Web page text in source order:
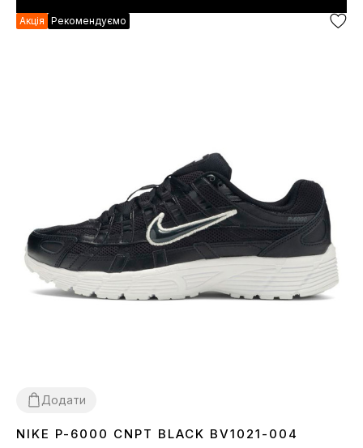
Акція Рекомендуємо
Додати
4041 4344
NIKE P-6000 CNPT BLACK BV1021-004